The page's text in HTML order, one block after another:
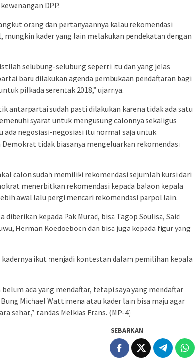
DPP.
orang dan pertanyaannya kalau rekomendasi
mungkin kader yang lain melakukan pendekatan dengan
selubung-selubung seperti itu dan yang jelas
baru dilakukan agenda pembukaan pendaftaran bagi
pilkada serentak 2018,” ujarnya.
antarpartai sudah pasti dilakukan karena tidak ada satu
syarat untuk mengusung calonnya sekaligus
ada negosiasi-negosiasi itu normal saja untuk
tidak biasanya mengeluarkan rekomendasi
calon sudah memiliki rekomendasi sejumlah kursi dari
menerbitkan rekomendasi kepada balaon kepala
awal lalu pergi mencari rekomendasi parpol lain.
diberikan kepada Pak Murad, bisa Tagop Soulisa, Said
Herman Koedoeboen dan bisa juga kepada figur yang
ikut menjadi kontestan dalam pemilihan kepala
ada yang mendaftar, tetapi saya yang mendaftar
Michael Wattimena atau kader lain bisa maju agar
sehat,” tandas Melkias Frans. (MP-4)
SEBARKAN